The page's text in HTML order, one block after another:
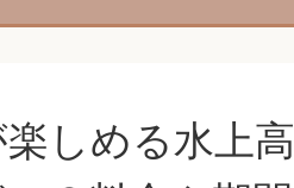
しめる水上高